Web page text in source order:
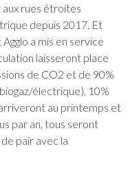
rues étroites
depuis 2017. Et
a mis en service
laisseront place
de CO2 et de 90%
électrique), 10%
au printemps et
par an, tous seront
pair avec la